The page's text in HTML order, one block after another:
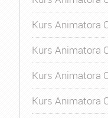
Kurs Animatora
Kurs Animatora
Kurs Animatora
Kurs Animatora